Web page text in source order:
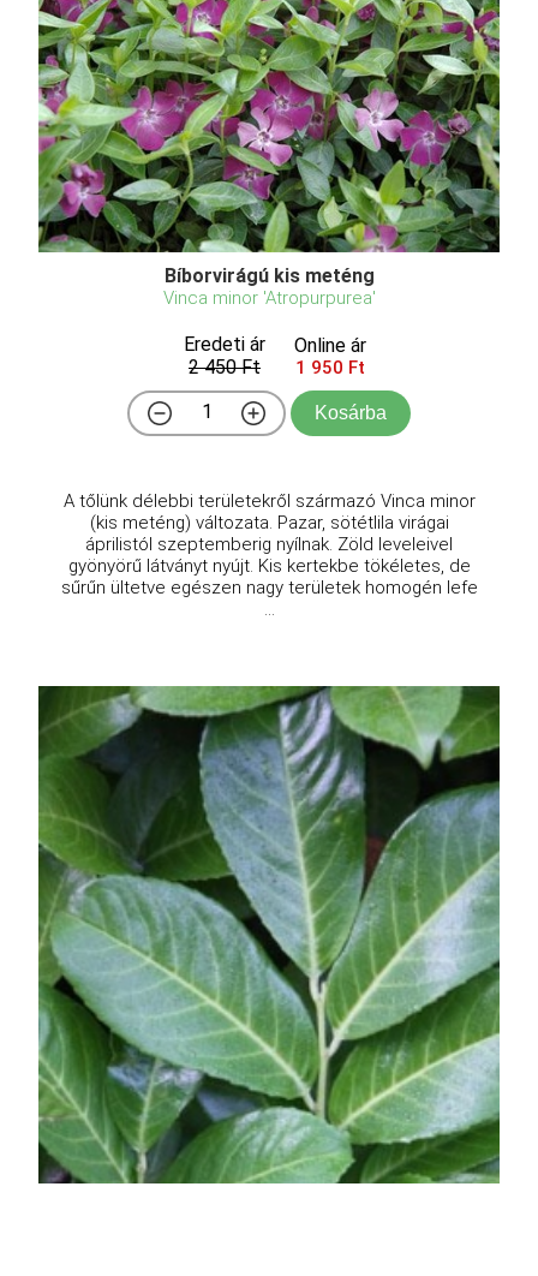
Bíborvirágú kis meténg
Vinca minor 'Atropurpurea'
Eredeti ár
2 450 Ft
Online ár
1 950 Ft
Kosárba
A tőlünk délebbi területekről származó Vinca minor
(kis meténg) változata. Pazar, sötétlila virágai
áprilistól szeptemberig nyílnak. Zöld leveleivel
gyönyörű látványt nyújt. Kis kertekbe tökéletes, de
sűrűn ültetve egészen nagy területek homogén lefe
...